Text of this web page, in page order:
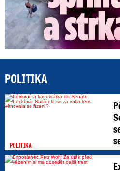
POLITIKA
POLITIKA